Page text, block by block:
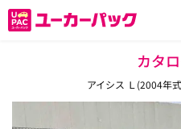
カタ
アイシス Ｌ(2004年